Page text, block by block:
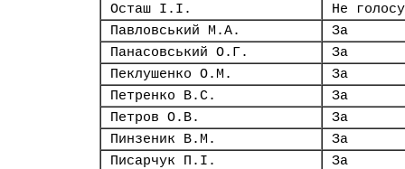
Осташ І.І.
Не
Павловський М.А.
За
Панасовський О.Г.
За
Пеклушенко О.М.
За
Петренко В.С.
За
Петров О.В.
За
Пинзеник В.М.
За
Писарчук П.І.
За